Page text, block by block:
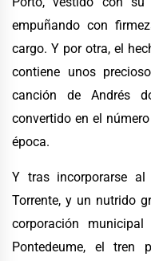
empuñando con
cargo. Y por otra, el
contiene unos
canción de Andrés
convertido en el
época.
Y tras incorporarse al
Torrente, y un nutrido
corporación
Pontedeume, el tren